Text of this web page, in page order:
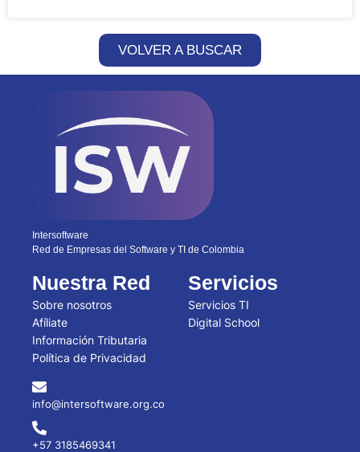
VOLVER A BUSCAR
Intersoftware
Red de Empresas del Software y TI de Colombia
Nuestra Red
Sobre nosotros
Afíliate
Información Tributaria
Política de Privacidad
Servicios
Servicios TI
Digital School
info@intersoftware.org.co
+57 3185469341